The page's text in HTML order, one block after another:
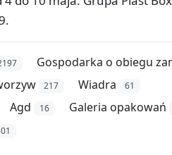
Gospodarka o obiegu
217 Wiadra 61
Agd 16 Galeria opakowań